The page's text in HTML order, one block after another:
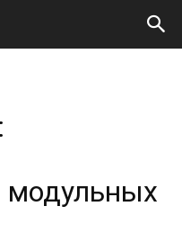
модульных